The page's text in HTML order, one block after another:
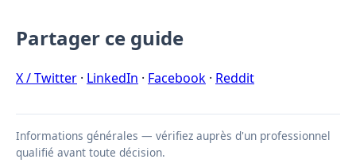
Partager ce guide
X / Twitter · LinkedIn · Facebook · Reddit
Informations générales — vérifiez auprès d'un professionnel
qualifié avant toute décision.